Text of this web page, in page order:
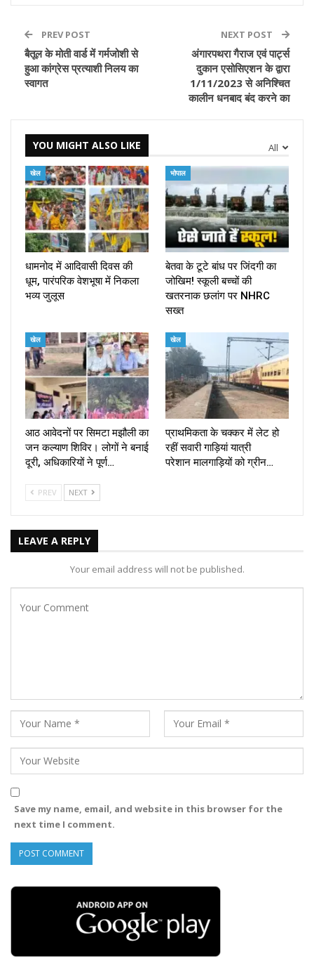
PREV POST
बैतूल के मोती वार्ड में गर्मजोशी से
हुआ कांग्रेस प्रत्याशी निलय का
स्वागत
NEXT POST
अंगारपथरा गैराज एवं पार्ट्स
दुकान एसोसिएशन के द्वारा
1/11/2023 से अनिश्चित
कालीन धनबाद बंद करने का
All
YOU MIGHT ALSO LIKE
खेल
धामनोद में आदिवासी दिवस की
धूम, पारंपरिक वेशभूषा में निकला
भव्य जुलूस
भोपाल
बेतवा के टूटे बांध पर जिंदगी का
जोखिम! स्कूली बच्चों की
खतरनाक छलांग पर NHRC
सख्त
खेल
आठ आवेदनों पर सिमटा मझौली का
जन कल्याण शिविर। लोगों ने बनाई
दूरी, अधिकारियों ने पूर्ण…
खेल
प्राथमिकता के चक्कर में लेट हो
रहीं सवारी गाड़ियां यात्री
परेशान मालगाड़ियों को ग्रीन…
PREV NEXT
LEAVE A REPLY
Your email address will not be published.
Save my name, email, and website in this browser for the
next time I comment.